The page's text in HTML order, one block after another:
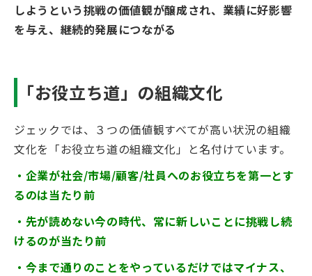
しようという挑戦の価値観が醸成され、業績に好影響
を与え、継続的発展につながる
「お役立ち道」の組織文化
ジェックでは、３つの価値観すべてが高い状況の組織
文化を「お役立ち道の組織文化」と名付けています。
・企業が社会/市場/顧客/社員へのお役立ちを第一とす
るのは当たり前
・先が読めない今の時代、常に新しいことに挑戦し続
けるのが当たり前
・今まで通りのことをやっているだけではマイナス、